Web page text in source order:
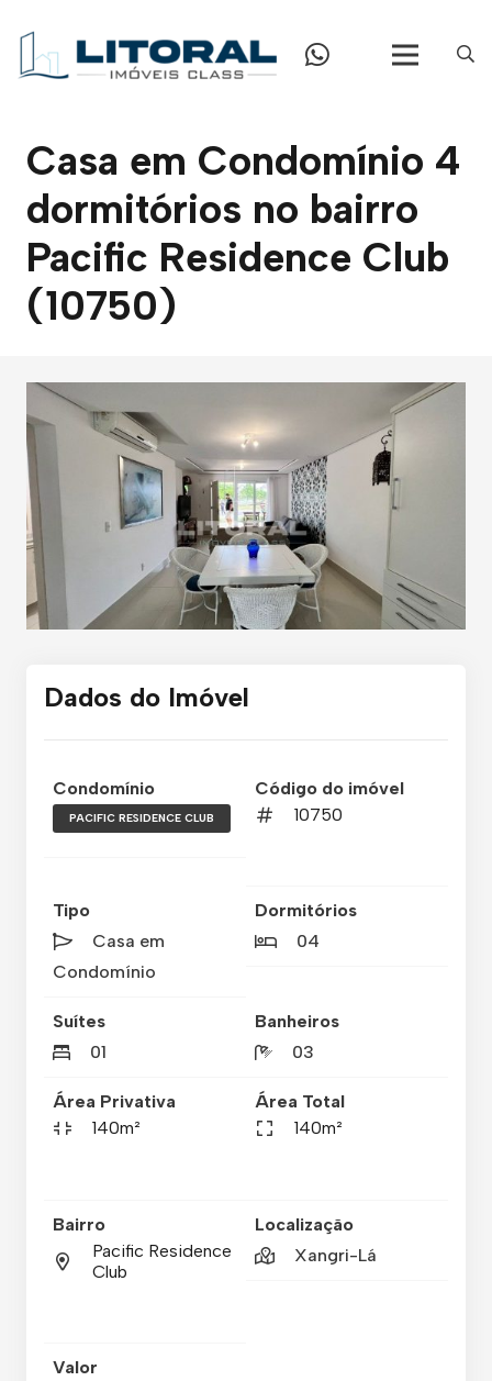
Casa em Condomínio 4
dormitórios no bairro
Pacific Residence Club
(10750)
Dados do Imóvel
Condomínio
PACIFIC RESIDENCE CLUB
Código do imóvel
10750
Tipo
Casa em
Condomínio
Dormitórios
04
Suítes
01
Banheiros
03
Área Privativa
140m²
Área Total
140m²
Bairro
Pacific Residence
Club
Localização
Xangri-Lá
Valor